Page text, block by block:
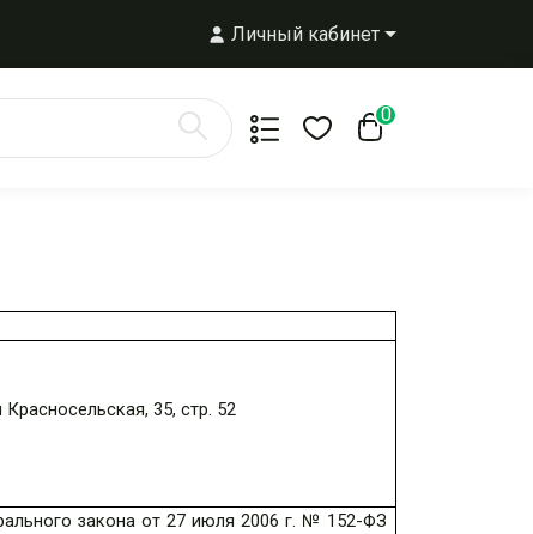
Личный кабинет
0
35, стр. 52
закона от 27 июля 2006 г. № 152-ФЗ